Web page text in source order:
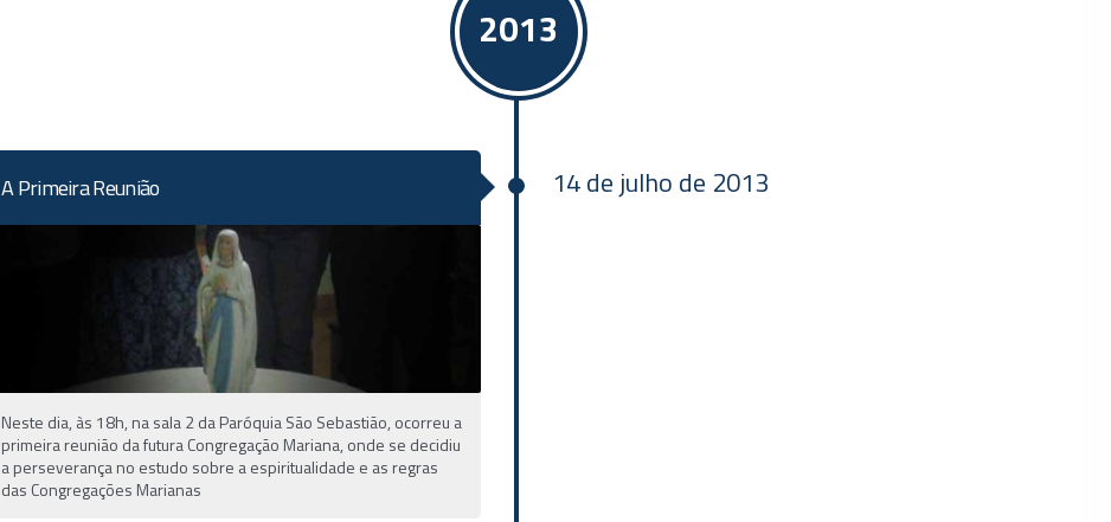
2013
14 de julho de 2013
A Primeira Reunião
Neste dia, às 18h, na sala 2 da Paróquia São Sebastião, ocorreu a
primeira reunião da futura Congregação Mariana, onde se decidiu
a perseverança no estudo sobre a espiritualidade e as regras
das Congregações Marianas